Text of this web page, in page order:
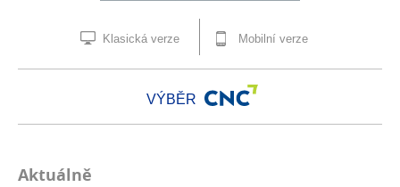
Klasická verze Mobilní verze
VÝBĚR
Aktuálně